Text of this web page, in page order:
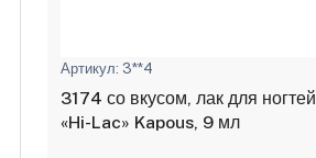
Артикул: 3**4
3174 со вкусом, лак для ногтей
«Hi-Lac» Kapous, 9 мл